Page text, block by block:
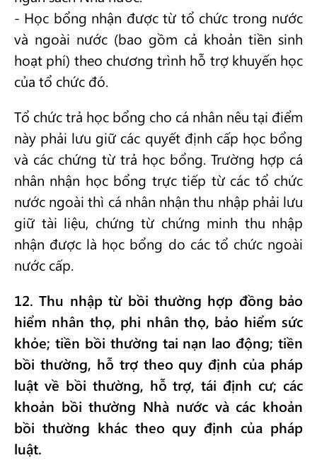
- Học bổng nhận được từ tổ chức trong nước
và ngoài nước (bao gồm cả khoản tiền sinh
hoạt phí) theo chương trình hỗ trợ khuyến học
của tổ chức đó.
Tổ chức trả học bổng cho cá nhân nêu tại điểm
này phải lưu giữ các quyết định cấp học bổng
và các chứng từ trả học bổng. Trường hợp cá
nhân nhận học bổng trực tiếp từ các tổ chức
nước ngoài thì cá nhân nhận thu nhập phải lưu
giữ tài liệu, chứng từ chứng minh thu nhập
nhận được là học bổng do các tổ chức ngoài
nước cấp.
12. Thu nhập từ bồi thường hợp đồng bảo
hiểm nhân thọ, phi nhân thọ, bảo hiểm sức
khỏe; tiền bồi thường tai nạn lao động; tiền
bồi thường, hỗ trợ theo quy định của pháp
luật về bồi thường, hỗ trợ, tái định cư; các
khoản bồi thường Nhà nước và các khoản
bồi thường khác theo quy định của pháp
luật.